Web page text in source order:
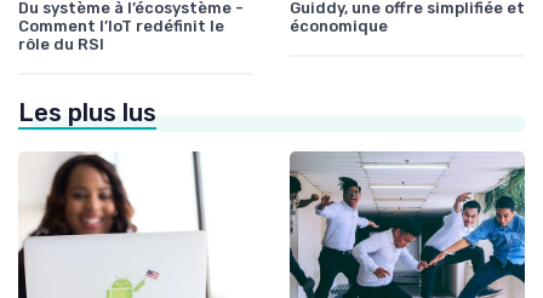
Du système à l’écosystème -
Comment l’IoT redéfinit le
rôle du RSI
Guiddy, une offre simplifiée et
économique
Les plus lus